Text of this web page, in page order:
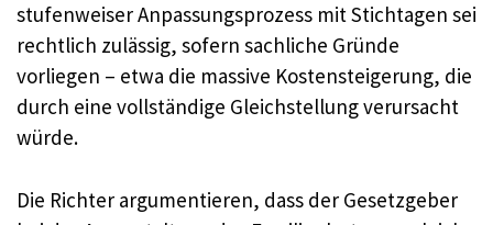
stufenweiser Anpassungsprozess mit Stichtagen sei
rechtlich zulässig, sofern sachliche Gründe
vorliegen – etwa die massive Kostensteigerung, die
durch eine vollständige Gleichstellung verursacht
würde.
Die Richter argumentieren, dass der Gesetzgeber